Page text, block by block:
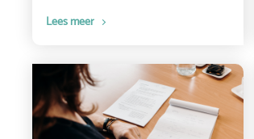
Lees meer